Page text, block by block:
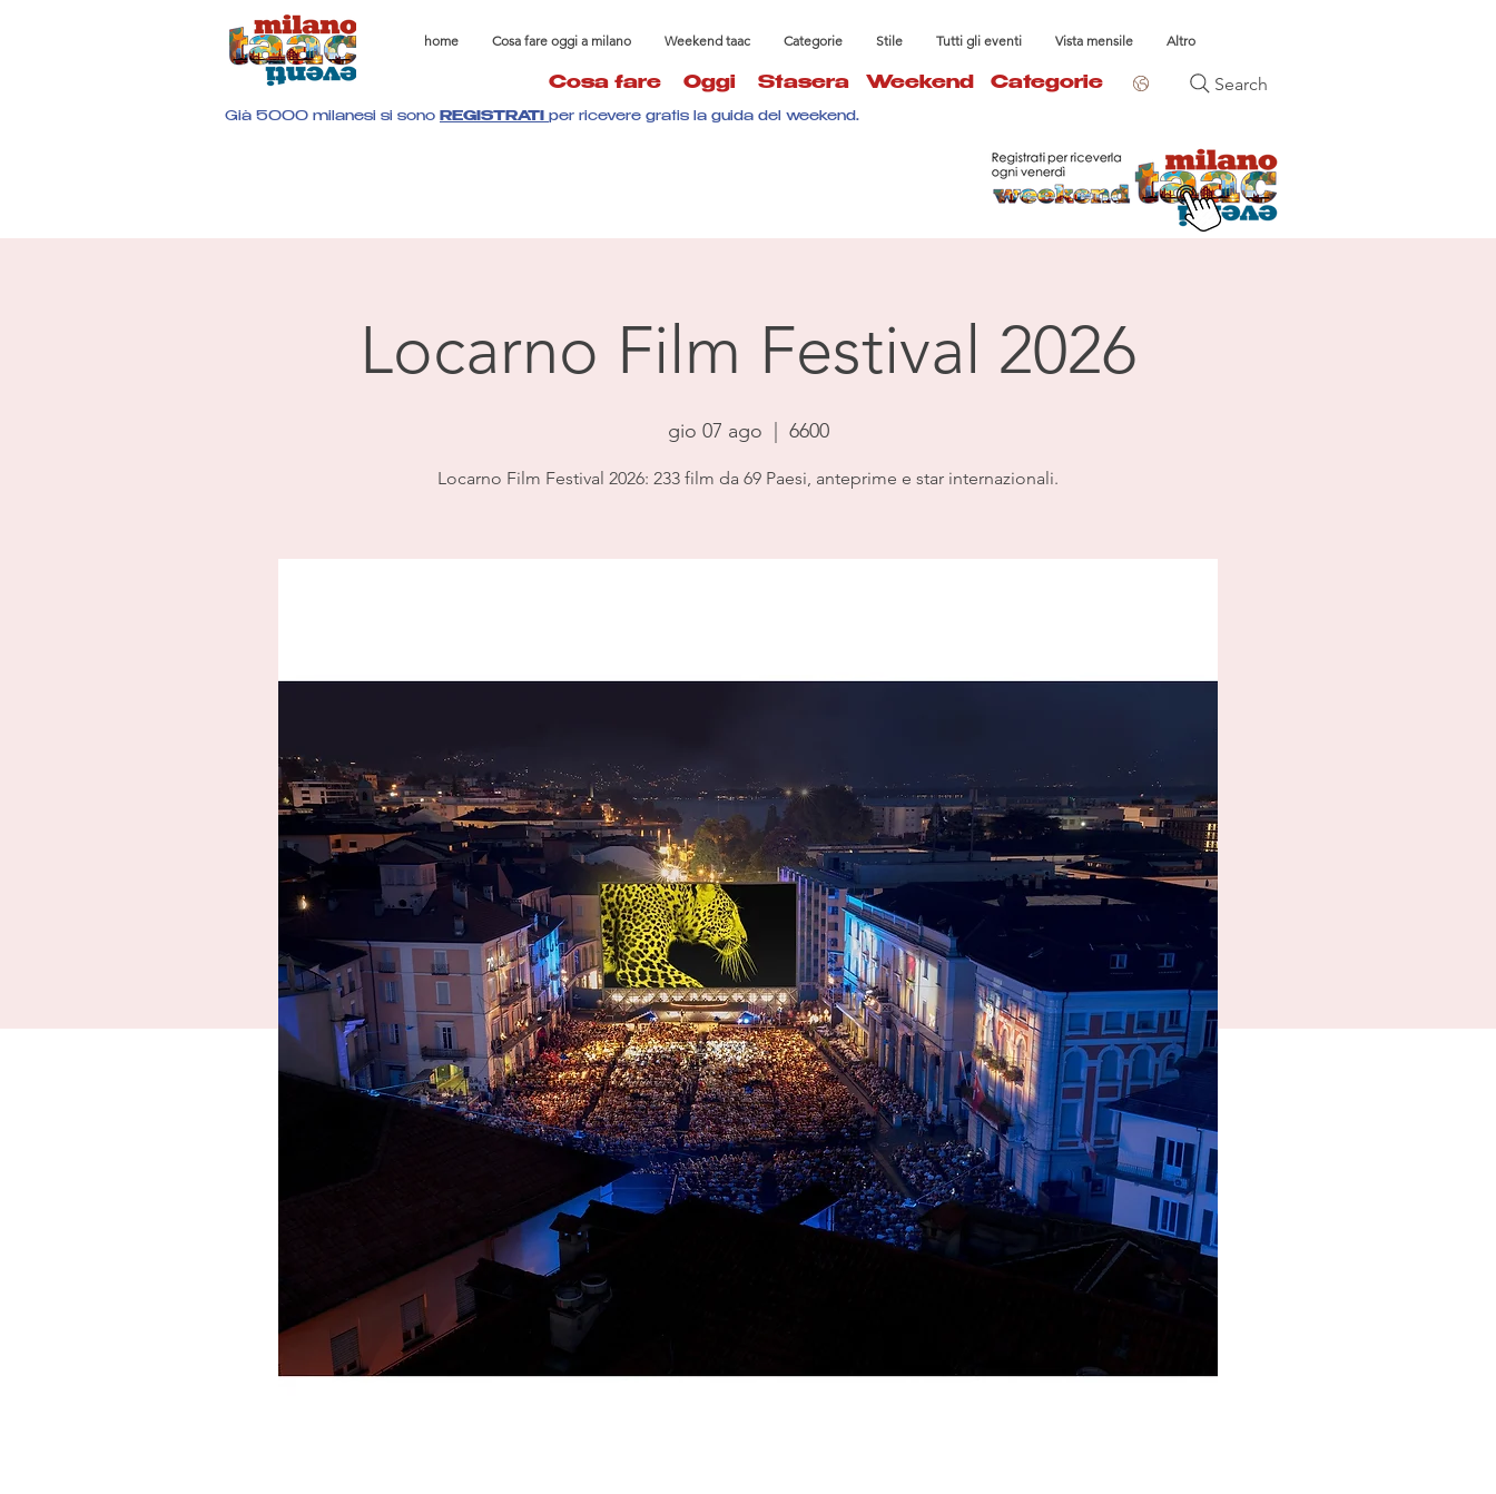
home Cosa fare oggi a milano Weekend taac Categorie Stile Tutti gli eventi Vista mensile Altro
Cosa fare Oggi Stasera Weekend Categorie Search
Già 5000 milanesi si sono REGISTRATI per ricevere gratis la guida del weekend.
Locarno Film Festival 2026
gio 07 ago 6600
Locarno Film Festival 2026: 233 film da 69 Paesi, anteprime e star internazionali.